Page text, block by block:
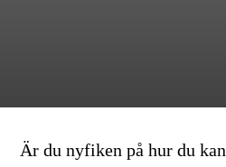
Är du nyfiken på hur du kan